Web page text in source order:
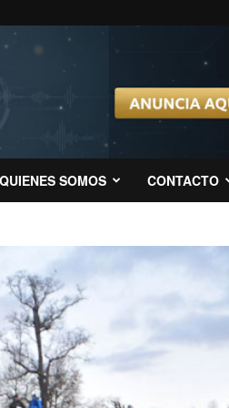
QUIENES SOMOS CONTACTO